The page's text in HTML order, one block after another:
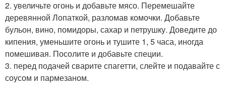
2. увеличьте огонь и добавьте мясо. Перемешайте
деревянной Лопаткой, разломав комочки. Добавьте
бульон, вино, помидоры, сахар и петрушку. Доведите до
кипения, уменьшите огонь и тушите 1, 5 часа, иногда
помешивая. Посолите и добавьте специи.
3. перед подачей сварите спагетти, слейте и подавайте с
соусом и пармезаном.